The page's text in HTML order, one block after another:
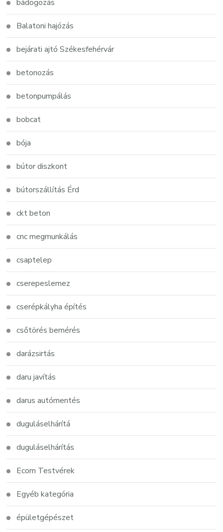
bádogozás
Balatoni hajózás
bejárati ajtó Székesfehérvár
betonozás
betonpumpálás
bobcat
bója
bútor diszkont
bútorszállítás Érd
ckt beton
cnc megmunkálás
csaptelep
cserepeslemez
cserépkályha építés
csőtörés bemérés
darázsirtás
daru javítás
darus autómentés
duguláselhárítá
duguláselhárítás
Ecom Testvérek
Egyéb kategória
épületgépészet